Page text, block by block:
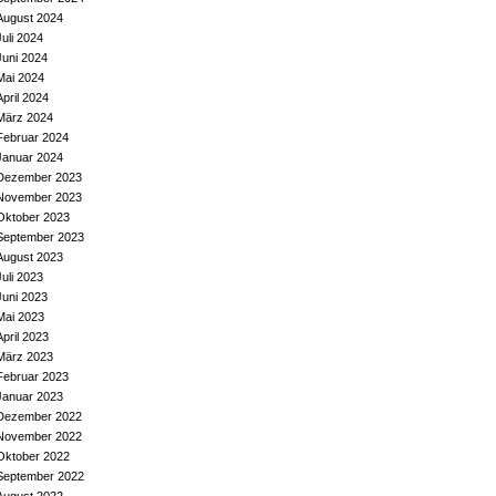
2024
2024
2024
2024
2024
2024
2024
2024
2023
2023
2023
2023
2023
2023
2023
2023
2023
2023
2023
2023
2022
2022
2022
2022